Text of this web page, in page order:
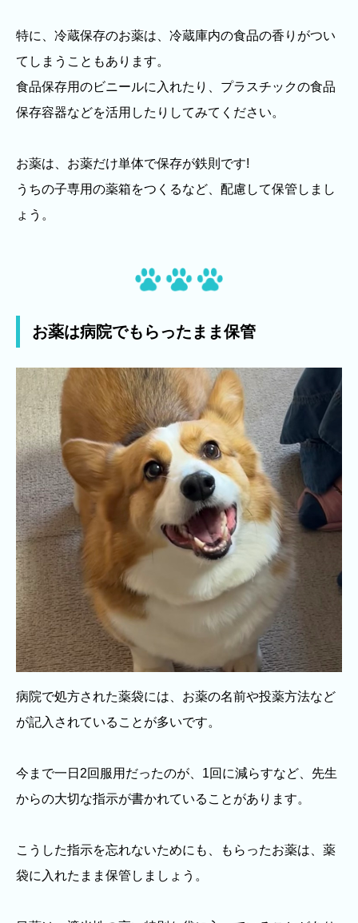
特に、冷蔵保存のお薬は、冷蔵庫内の食品の香りがつい
てしまうこともあります。
食品保存用のビニールに入れたり、プラスチックの食品
保存容器などを活用したりしてみてください。
お薬は、お薬だけ単体で保存が鉄則です!
うちの子専用の薬箱をつくるなど、配慮して保管しまし
ょう。
お薬は病院でもらったまま保管
病院で処方された薬袋には、お薬の名前や投薬方法など
が記入されていることが多いです。
今まで一日2回服用だったのが、1回に減らすなど、先生
からの大切な指示が書かれていることがあります。
こうした指示を忘れないためにも、もらったお薬は、薬
袋に入れたまま保管しましょう。